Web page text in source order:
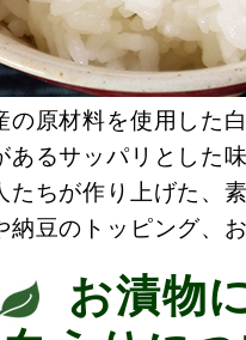
原材料を使用した
あるサッパリとした
ちが作り上げた、
豆のトッピング、
お漬物